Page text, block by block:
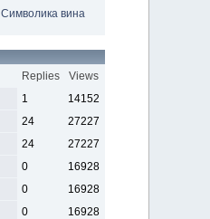
Символика вина
Replies
Views
1
14152
24
27227
24
27227
0
16928
0
16928
0
16928